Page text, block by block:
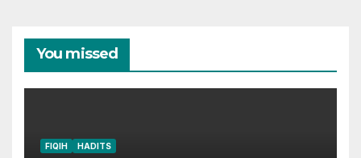
You missed
FIQIH HADITS